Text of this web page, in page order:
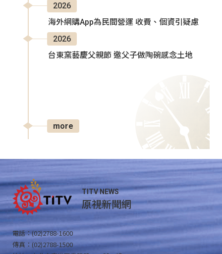
2026
海外網購App為民間營運 收費、個資引疑慮
2026
台東窯藝慶父親節 邀父子做陶碗感念土地
more
TITV NEWS
原視新聞網
電話：(02)2788-1600
傳真：(02)2788-1500